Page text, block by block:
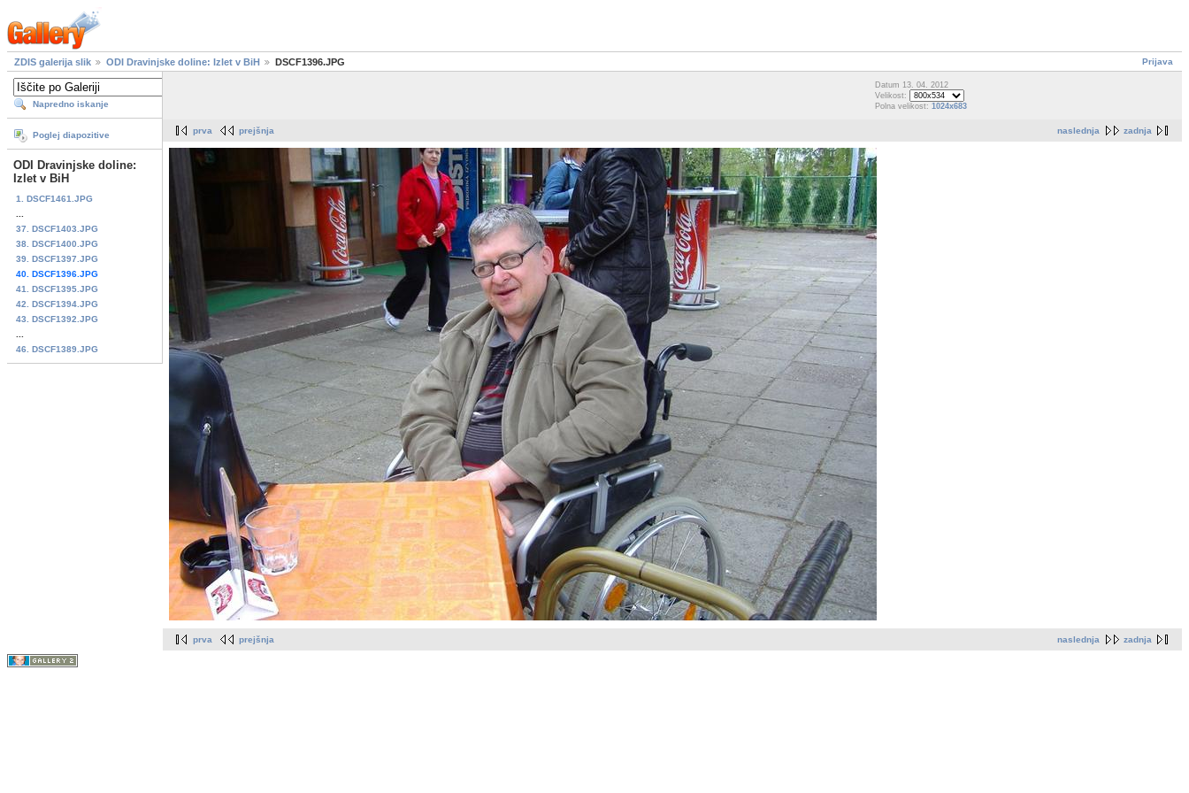
Prijava
ZDIS galerija slik ODI Dravinjske doline: Izlet v BiH DSCF1396.JPG
Napredno iskanje
Poglej diapozitive
ODI Dravinjske doline:
Izlet v BiH
1. DSCF1461.JPG
37. DSCF1403.JPG
38. DSCF1400.JPG
39. DSCF1397.JPG
40. DSCF1396.JPG
41. DSCF1395.JPG
42. DSCF1394.JPG
43. DSCF1392.JPG
46. DSCF1389.JPG
Datum 13. 04. 2012
Velikost:
Polna velikost: 1024x683
naslednja zadnja
prva prejšnja
naslednja zadnja
prva prejšnja